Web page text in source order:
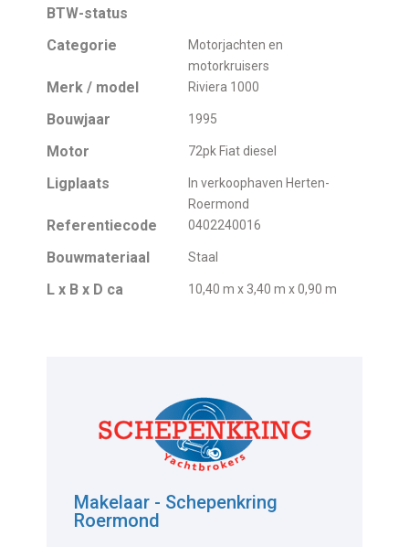
BTW-status
Categorie
Motorjachten en
motorkruisers
Merk / model Riviera 1000
Bouwjaar 1995
Motor 72pk Fiat diesel
Ligplaats
In verkoophaven Herten-
Roermond
Referentiecode 0402240016
Bouwmateriaal Staal
L x B x D ca 10,40 m x 3,40 m x 0,90 m
Makelaar - Schepenkring
Roermond